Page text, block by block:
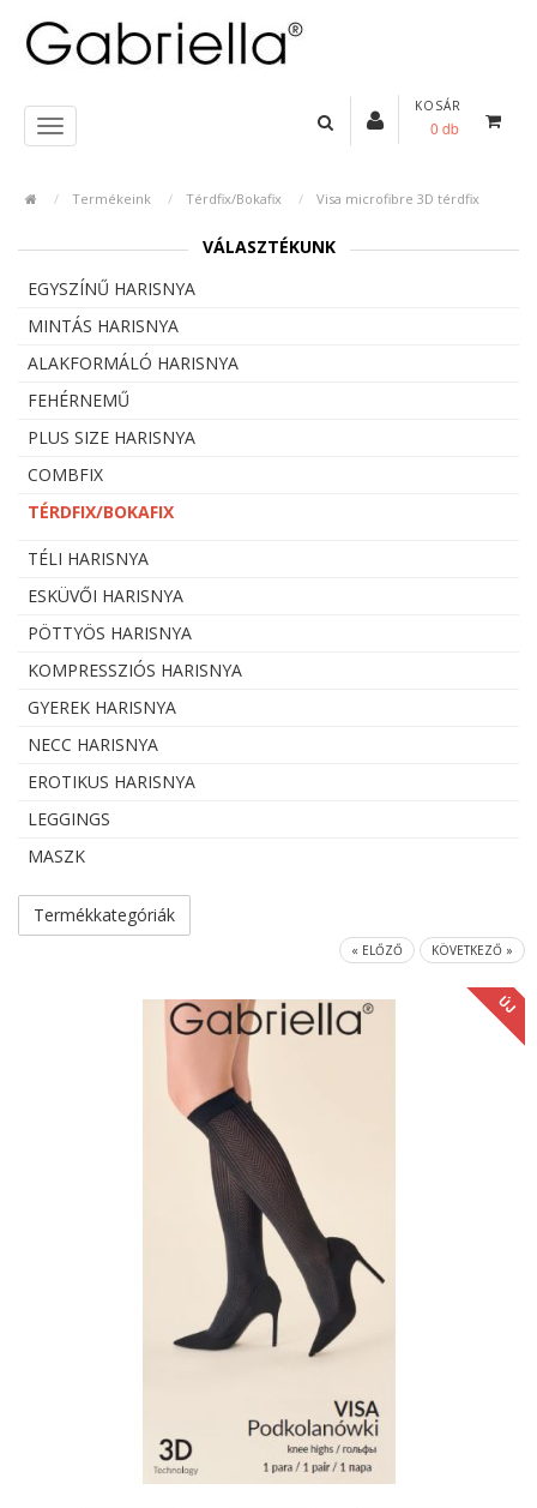
KOSÁR
0 db
Termékeink Térdfix/Bokafix Visa microfibre 3D térdfix
VÁLASZTÉKUNK
EGYSZÍNŰ HARISNYA
MINTÁS HARISNYA
ALAKFORMÁLÓ HARISNYA
FEHÉRNEMŰ
PLUS SIZE HARISNYA
COMBFIX
TÉRDFIX/BOKAFIX
TÉLI HARISNYA
ESKÜVŐI HARISNYA
PÖTTYÖS HARISNYA
KOMPRESSZIÓS HARISNYA
GYEREK HARISNYA
NECC HARISNYA
EROTIKUS HARISNYA
LEGGINGS
MASZK
Termékkategóriák
« ELŐZŐ KÖVETKEZŐ »
ÚJ